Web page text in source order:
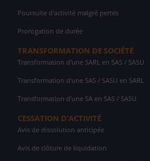
Poursuite d'activité malgré pertes
Prorogation de durée
TRANSFORMATION DE SOCIÉTÉ
Transformation d'une SARL en SAS / SASU
Transformation d'une SAS / SASU en SARL
Transformation d'une SA en SAS / SASU
CESSATION D'ACTIVITÉ
Avis de dissolution anticipée
Avis de clôture de liquidation